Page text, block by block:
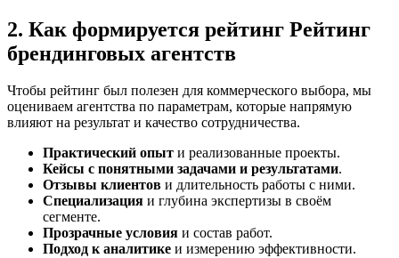
2. Как формируется рейтинг Рейтинг
брендинговых агентств
Чтобы рейтинг был полезен для коммерческого выбора, мы
оцениваем агентства по параметрам, которые напрямую
влияют на результат и качество сотрудничества.
Практический опыт и реализованные проекты.
Кейсы с понятными задачами и результатами.
Отзывы клиентов и длительность работы с ними.
Специализация и глубина экспертизы в своём
сегменте.
Прозрачные условия и состав работ.
Подход к аналитике и измерению эффективности.